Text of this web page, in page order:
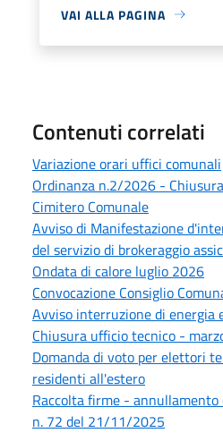
VAI ALLA PAGINA
Contenuti correlati
Variazione orari uffici comunali
Ordinanza n.2/2026 -
Cimitero Comunale
Avviso di Manifestazione
del servizio di brokeraggio
Ondata di calore luglio 2026
Convocazione Consiglio
Avviso interruzione di energia
Chiusura ufficio tecnico -
Domanda di voto per elettori
residenti all'estero
Raccolta firme - annullamento
n. 72 del 21/11/2025